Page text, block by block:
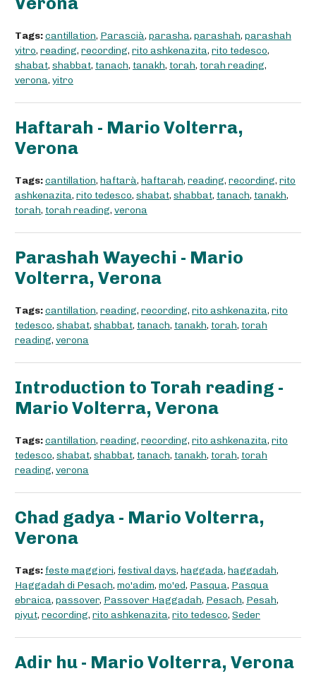
Tags:cantillation, Parascià, parasha, parashah, parashah
yitro, reading, recording, rito ashkenazita, rito tedesco,
shabat, shabbat, tanach, tanakh, torah, torah reading,
verona, yitro
Haftarah - Mario Volterra,
Verona
Tags:cantillation, haftarà, haftarah, reading, recording, rito
ashkenazita, rito tedesco, shabat, shabbat, tanach, tanakh,
torah, torah reading, verona
Parashah Wayechi - Mario
Volterra, Verona
Tags:cantillation, reading, recording, rito ashkenazita, rito
tedesco, shabat, shabbat, tanach, tanakh, torah, torah
reading, verona
Introduction to Torah reading -
Mario Volterra, Verona
Tags:cantillation, reading, recording, rito ashkenazita, rito
tedesco, shabat, shabbat, tanach, tanakh, torah, torah
reading, verona
Chad gadya - Mario Volterra,
Verona
Tags: feste maggiori, festival days, haggada, haggadah,
Haggadah di Pesach, mo'adim, mo'ed, Pasqua, Pasqua
ebraica, passover, Passover Haggadah, Pesach, Pesah,
piyut, recording, rito ashkenazita, rito tedesco, Seder
Adir hu - Mario Volterra, Verona